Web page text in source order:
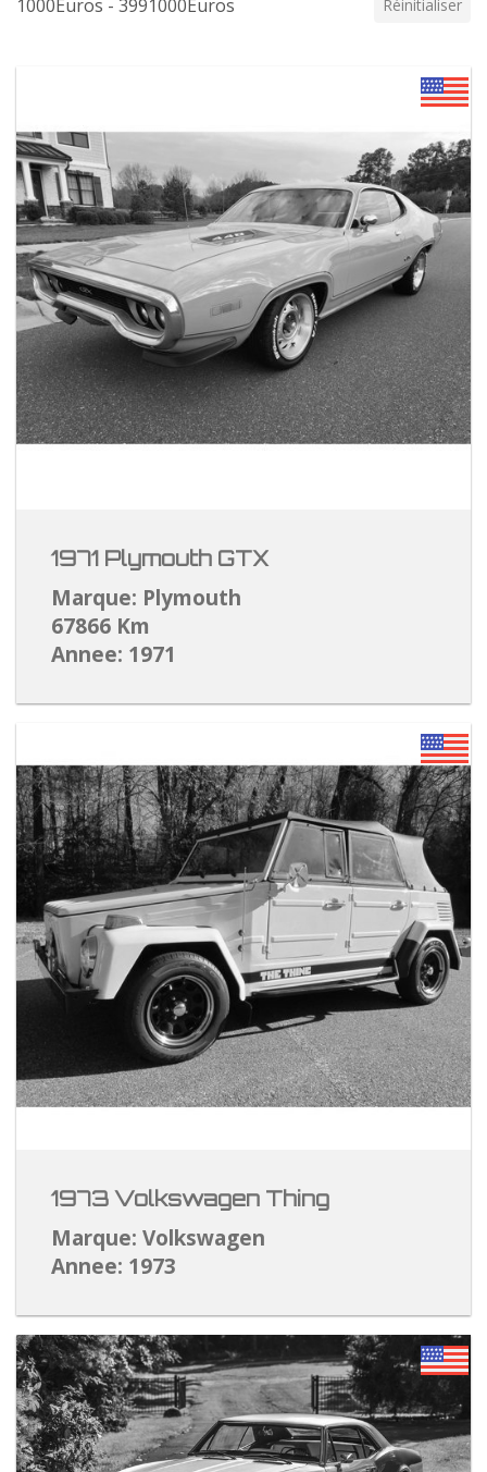
1000Euros - 3991000Euros Réinitialiser
1971 Plymouth GTX
Marque: Plymouth
67866 Km
Annee: 1971
1973 Volkswagen Thing
Marque: Volkswagen
Annee: 1973